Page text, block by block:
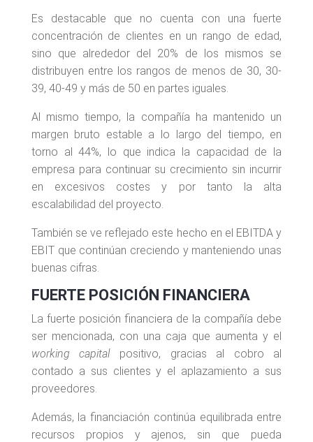
Es destacable que no cuenta con una fuerte
concentración de clientes en un rango de edad,
sino que alrededor del 20% de los mismos se
distribuyen entre los rangos de menos de 30, 30-
39, 40-49 y más de 50 en partes iguales.
Al mismo tiempo, la compañía ha mantenido un
margen bruto estable a lo largo del tiempo, en
torno al 44%, lo que indica la capacidad de la
empresa para continuar su crecimiento sin incurrir
en excesivos costes y por tanto la alta
escalabilidad del proyecto.
También se ve reflejado este hecho en el EBITDA y
EBIT que continúan creciendo y manteniendo unas
buenas cifras.
FUERTE POSICIÓN FINANCIERA
La fuerte posición financiera de la compañía debe
ser mencionada, con una caja que aumenta y el
working capital positivo, gracias al cobro al
contado a sus clientes y el aplazamiento a sus
proveedores.
Además, la financiación continúa equilibrada entre
recursos propios y ajenos, sin que pueda